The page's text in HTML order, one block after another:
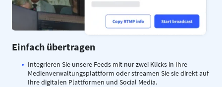
Einfach übertragen
Integrieren Sie unsere Feeds mit nur zwei Klicks in Ihre
Medienverwaltungsplattform oder streamen Sie sie direkt auf
Ihre digitalen Plattformen und Social Media.